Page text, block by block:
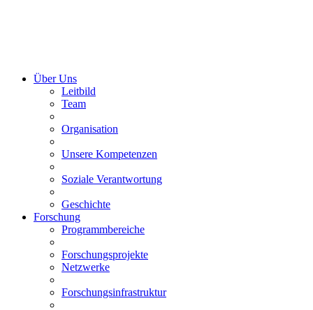
Über Uns
Leitbild
Team
Organisation
Unsere Kompetenzen
Soziale Verantwortung
Geschichte
Forschung
Programmbereiche
Forschungsprojekte
Netzwerke
Forschungsinfrastruktur